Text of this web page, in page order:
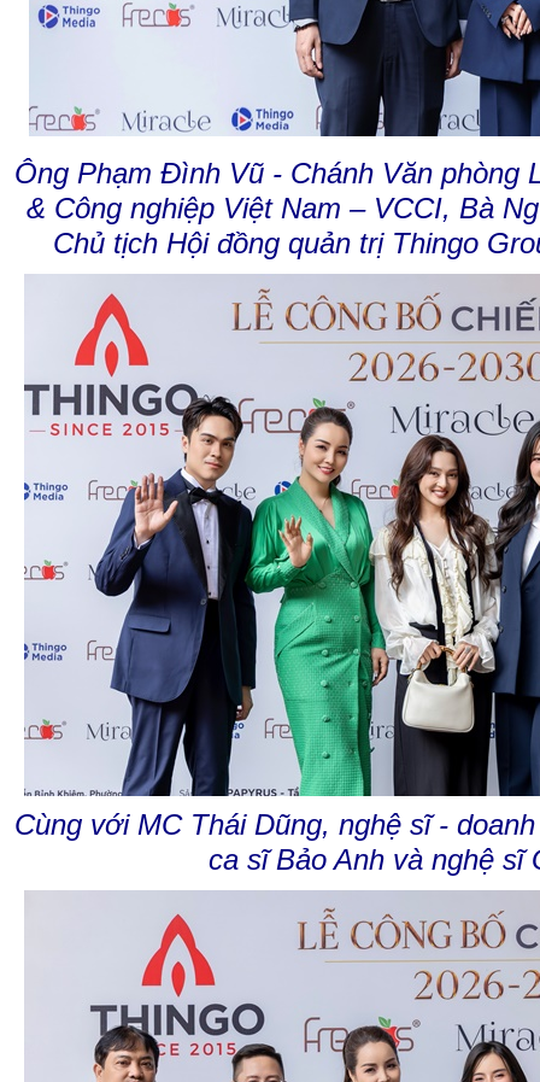
Ông Phạm Đình Vũ - Chánh Văn phòng
& Công nghiệp Việt Nam – VCCI, Bà
Chủ tịch Hội đồng quản trị Thingo
Cùng với MC Thái Dũng, nghệ sĩ -
ca sĩ Bảo Anh và nghệ sĩ